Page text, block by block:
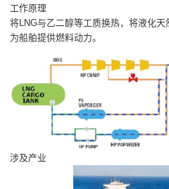
工作原理
将LNG与乙二醇等工质换热，将液化天
为船舶提供燃料动力。
涉及产业